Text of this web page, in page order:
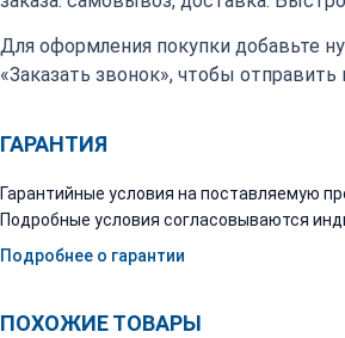
Для оформления покупки добавьте
«Заказать звонок», чтобы
ГАРАНТИЯ
Гарантийные условия на поставляемую
Подробные условия согласовываются
Подробнее о гарантии
ПОХОЖИЕ ТОВАРЫ